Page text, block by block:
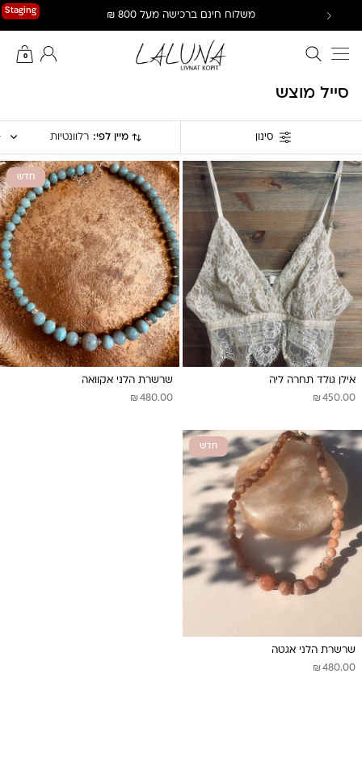
Staging משלוח חינם ברכישה מעל 800 ₪
חיפוש באתר
0
החשבון שלי
סייל מוצש
סינון מיין לפי: רלוונטיות
אילן גולד תחרה ליה
₪ 450.00
חדש
שרשרת הלני אקוואה
₪ 480.00
חדש
שרשרת הלני אגטה
₪ 480.00